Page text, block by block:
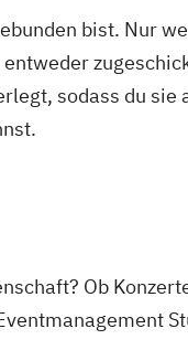
bist. Nur
sodass du
Ob